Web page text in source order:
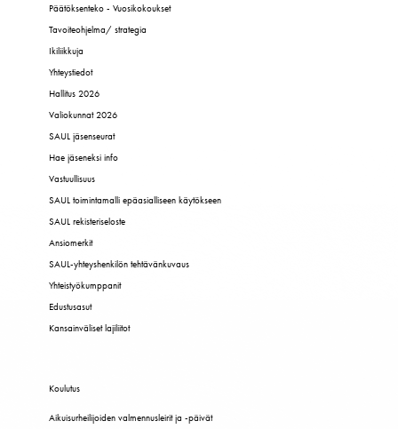
Päätöksenteko - Vuosikokoukset
Tavoiteohjelma/ strategia
Ikiliikkuja
Yhteystiedot
Hallitus 2026
Valiokunnat 2026
SAUL jäsenseurat
Hae jäseneksi info
Vastuullisuus
SAUL toimintamalli epäasialliseen käytökseen
SAUL rekisteriseloste
Ansiomerkit
SAUL-yhteyshenkilön tehtävänkuvaus
Yhteistyökumppanit
Edustusasut
Kansainväliset lajiliitot
Koulutus
Aikuisurheilijoiden valmennusleirit ja -päivät